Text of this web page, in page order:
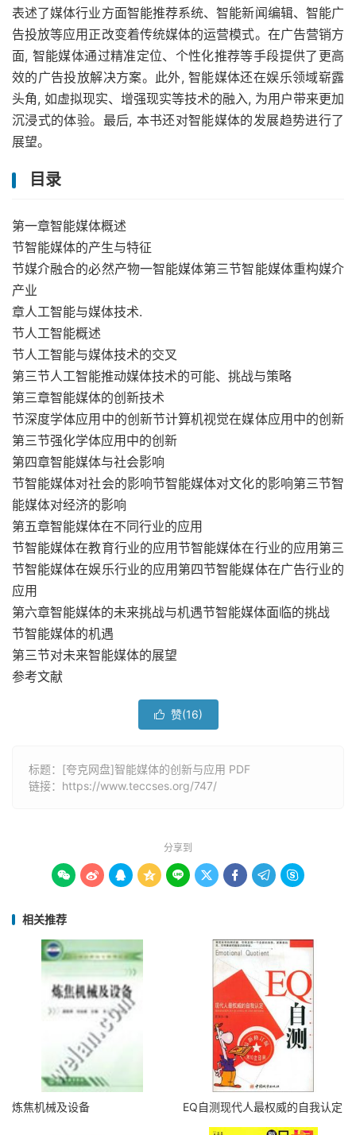
表述了媒体行业方面智能推荐系统、智能新闻编辑、智能广
告投放等应用正改变着传统媒体的运营模式。在广告营销方
面, 智能媒体通过精准定位、个性化推荐等手段提供了更高
效的广告投放解决方案。此外, 智能媒体还在娱乐领域崭露
头角, 如虚拟现实、增强现实等技术的融入, 为用户带来更加
沉浸式的体验。最后, 本书还对智能媒体的发展趋势进行了
展望。
目录
第一章智能媒体概述
节智能媒体的产生与特征
节媒介融合的必然产物一智能媒体第三节智能媒体重构媒介
产业
章人工智能与媒体技术.
节人工智能概述
节人工智能与媒体技术的交叉
第三节人工智能推动媒体技术的可能、挑战与策略
第三章智能媒体的创新技术
节深度学体应用中的创新节计算机视觉在媒体应用中的创新
第三节强化学体应用中的创新
第四章智能媒体与社会影响
节智能媒体对社会的影响节智能媒体对文化的影响第三节智
能媒体对经济的影响
第五章智能媒体在不同行业的应用
节智能媒体在教育行业的应用节智能媒体在行业的应用第三
节智能媒体在娱乐行业的应用第四节智能媒体在广告行业的
应用
第六章智能媒体的未来挑战与机遇节智能媒体面临的挑战
节智能媒体的机遇
第三节对未来智能媒体的展望
参考文献
 赞(16)
标题：[夸克网盘]智能媒体的创新与应用 PDF
链接： https://www.teccses.org/747/
分享到
        
相关推荐
炼焦机械及设备 EQ自测现代人最权威的自我认定